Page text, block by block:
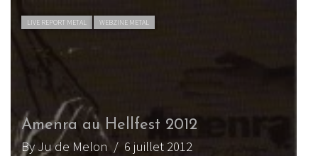
LIVE REPORT METAL WEBZINE METAL
Amenra au Hellfest 2012
By Ju de Melon / 6 juillet 2012